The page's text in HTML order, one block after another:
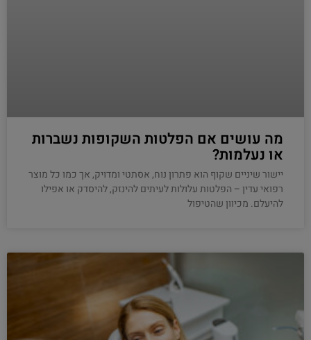
מה עושים אם הפלטות השקופות נשברות
או נעלמות?
יישור שיניים שקוף הוא פתרון נוח, אסתטי ומדויק, אך כמו כל מוצר
רפואי עדין – הפלטות עלולות לעיתים להינזק, להיסדק או אפילו
להיעלם. מכיוון שהטיפול